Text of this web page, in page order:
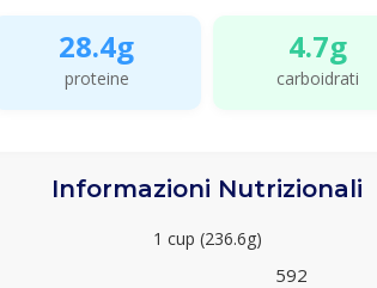
28.4g
proteine
4.7g
carboidrati
Informazioni Nutrizionali
1 cup (236.6g)
592